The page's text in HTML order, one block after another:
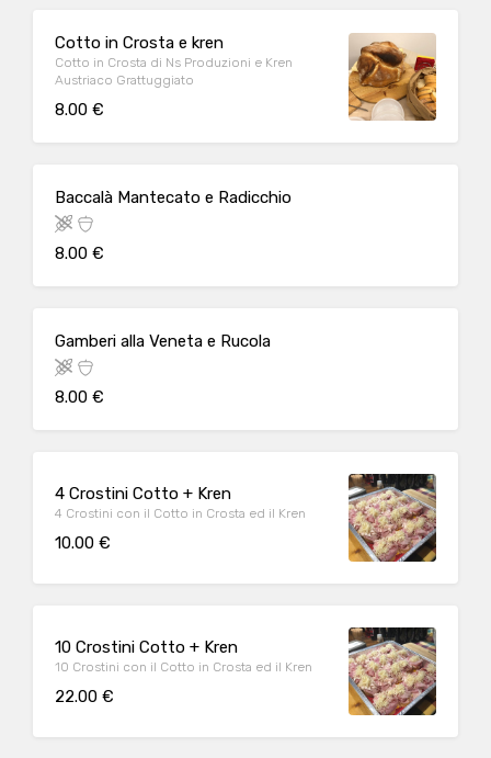
Cotto in Crosta e kren
Cotto in Crosta di Ns Produzioni e Kren
Austriaco Grattuggiato
8.00 €
Baccalà Mantecato e Radicchio
8.00 €
Gamberi alla Veneta e Rucola
8.00 €
4 Crostini Cotto + Kren
4 Crostini con il Cotto in Crosta ed il Kren
10.00 €
10 Crostini Cotto + Kren
10 Crostini con il Cotto in Crosta ed il Kren
22.00 €